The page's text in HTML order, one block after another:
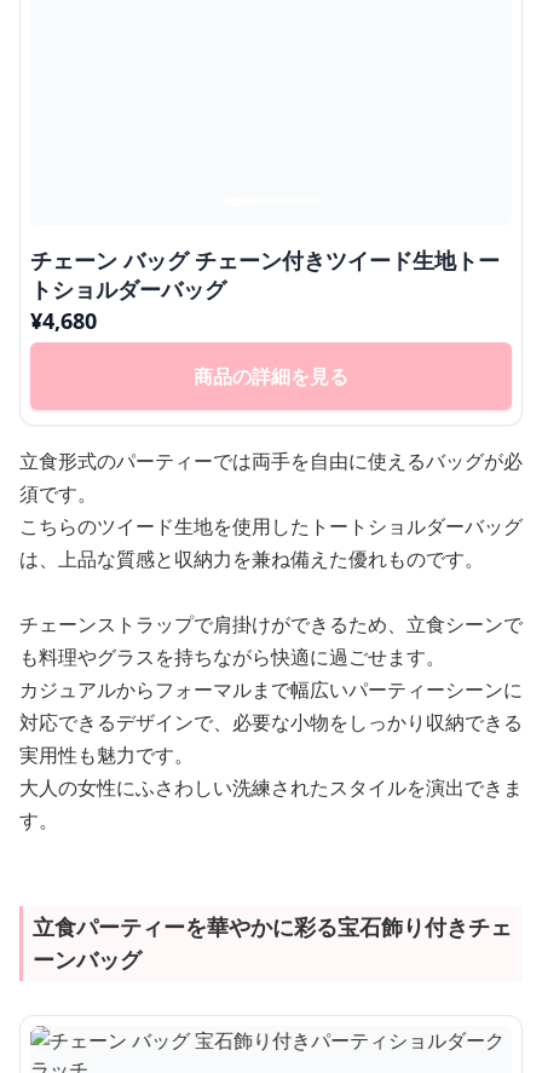
チェーン バッグ チェーン付きツイード生地トー
トショルダーバッグ
¥4,680
商品の詳細を見る
立食形式のパーティーでは両手を自由に使えるバッグが必
須です。
こちらのツイード生地を使用したトートショルダーバッグ
は、上品な質感と収納力を兼ね備えた優れものです。
チェーンストラップで肩掛けができるため、立食シーンで
も料理やグラスを持ちながら快適に過ごせます。
カジュアルからフォーマルまで幅広いパーティーシーンに
対応できるデザインで、必要な小物をしっかり収納できる
実用性も魅力です。
大人の女性にふさわしい洗練されたスタイルを演出できま
す。
立食パーティーを華やかに彩る宝石飾り付きチェ
ーンバッグ